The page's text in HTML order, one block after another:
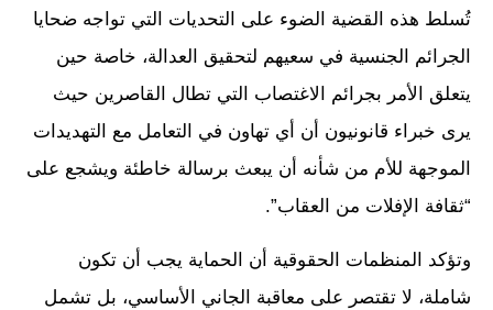
تُسلط هذه القضية الضوء على التحديات التي تواجه ضحايا
الجرائم الجنسية في سعيهم لتحقيق العدالة، خاصة حين
يتعلق الأمر بجرائم الاغتصاب التي تطال القاصرين حيث
يرى خبراء قانونيون أن أي تهاون في التعامل مع التهديدات
الموجهة للأم من شأنه أن يبعث برسالة خاطئة ويشجع على
“ثقافة الإفلات من العقاب”.
وتؤكد المنظمات الحقوقية أن الحماية يجب أن تكون
شاملة، لا تقتصر على معاقبة الجاني الأساسي، بل تشمل